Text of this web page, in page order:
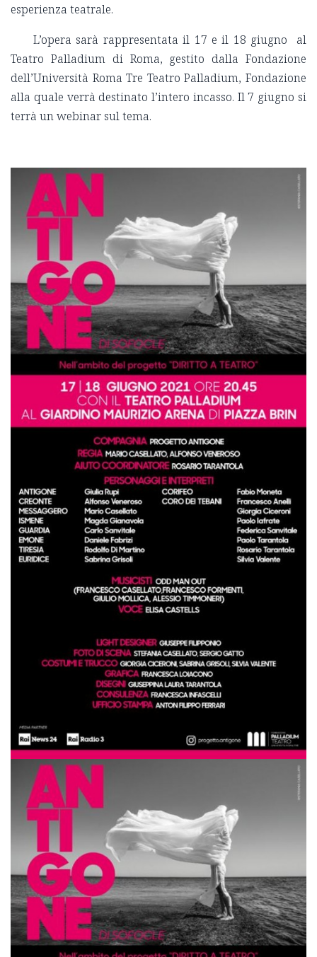
esperienza teatrale.
L’opera sarà rappresentata il 17 e il 18 giugno al
Teatro Palladium di Roma, gestito dalla Fondazione
dell’Università Roma Tre Teatro Palladium, Fondazione
alla quale verrà destinato l’intero incasso. Il 7 giugno si
terrà un webinar sul tema.